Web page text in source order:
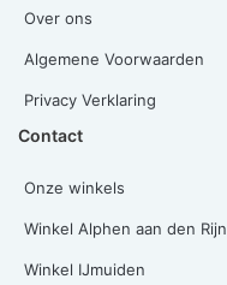
Over ons
Algemene Voorwaarden
Privacy Verklaring
Contact
Onze winkels
Winkel Alphen aan den Rijn
Winkel IJmuiden